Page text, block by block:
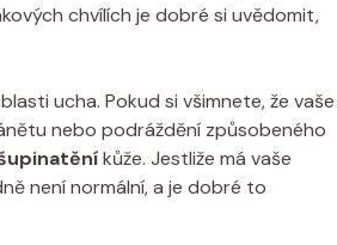
chvílích je dobré si uvědomit,
ucha. Pokud si všimnete, že vaše⁤
nebo podráždění způsobeného
kůže. Jestliže má ⁤vaše
není ‍normální, a je dobré to